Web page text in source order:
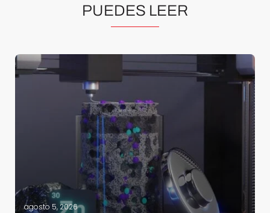
PUEDES LEER
agosto 5, 2026